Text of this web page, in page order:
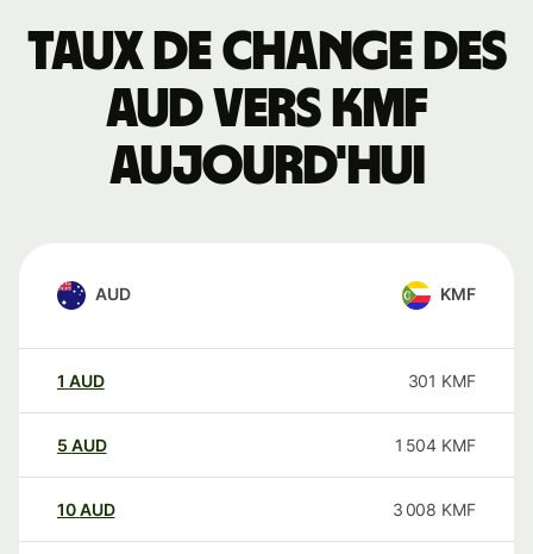
Taux de change des
AUD vers KMF
aujourd'hui
AUD KMF
1 AUD 301 KMF
5 AUD 1 504 KMF
10AUD 3 008 KMF